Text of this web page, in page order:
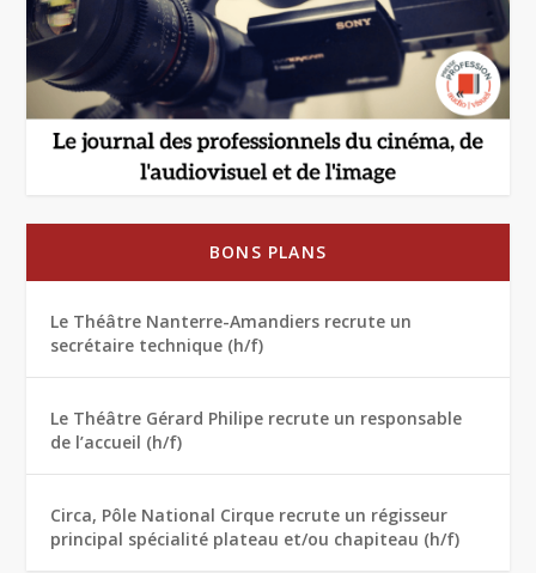
BONS PLANS
Le Théâtre Nanterre-Amandiers recrute un
secrétaire technique (h/f)
Le Théâtre Gérard Philipe recrute un responsable
de l’accueil (h/f)
Circa, Pôle National Cirque recrute un régisseur
principal spécialité plateau et/ou chapiteau (h/f)